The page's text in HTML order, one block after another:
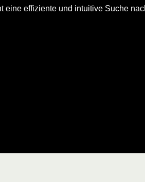
effiziente und intuitive Suche